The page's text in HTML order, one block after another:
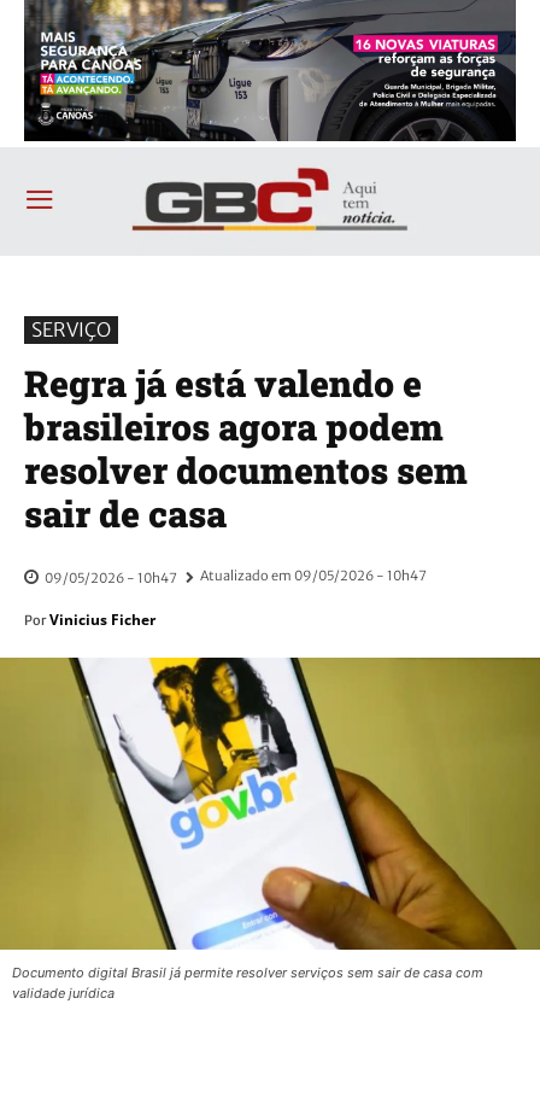
SERVIÇO
Regra já está valendo e
brasileiros agora podem
resolver documentos sem
sair de casa
09/05/2026 - 10h47 Atualizado em 09/05/2026 - 10h47
Por Vinicius Ficher
Documento digital Brasil já permite resolver serviços sem sair de casa com
validade jurídica